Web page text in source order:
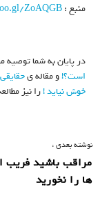
منبع :ZoAQGB
در پایان به شما توصیه
است؟!و مقاله ی
خوش نیاید !را نیز
ر
ا
ه
نوشته بعدی :
مراقب باشید فریب
ها را نخورید